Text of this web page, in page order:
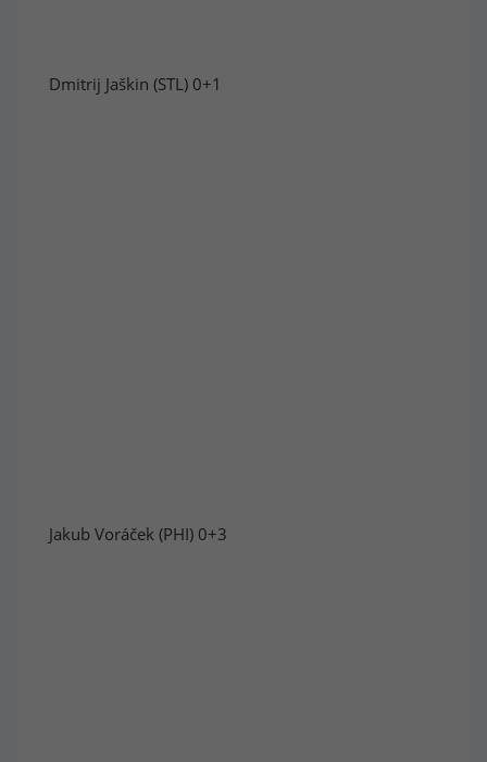
Dmitrij Jaškin (STL) 0+1
Jakub Voráček (PHI) 0+3